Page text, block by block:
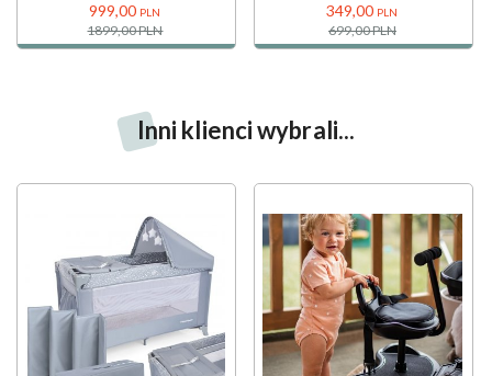
wewnętrzną - do domu i
ogrodu - 150kg max
999,00 PLN
1899,00 PLN
domu i ogrodu
349,00 PLN
699,00 PLN
Inni klienci wybrali...